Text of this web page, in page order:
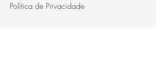
Política de Privacidade